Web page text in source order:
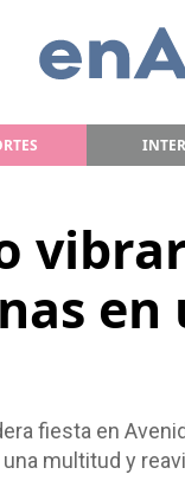
en
fiesta en
multitud y